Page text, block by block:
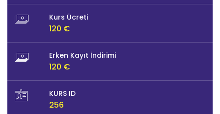
Kurs Ücreti
120 €
Erken Kayıt İndirimi
120 €
KURS ID
256